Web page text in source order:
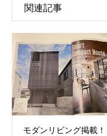
関連記事
モダンリビング掲載！